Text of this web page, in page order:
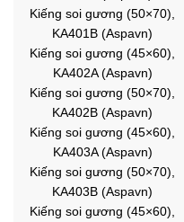
Kiếng soi gương (50×70),
KA401B (Aspavn)
Kiếng soi gương (45×60),
KA402A (Aspavn)
Kiếng soi gương (50×70),
KA402B (Aspavn)
Kiếng soi gương (45×60),
KA403A (Aspavn)
Kiếng soi gương (50×70),
KA403B (Aspavn)
Kiếng soi gương (45×60),